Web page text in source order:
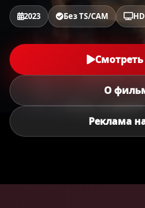
2023 Без TS/CAM HD
Смотреть
О
Реклама